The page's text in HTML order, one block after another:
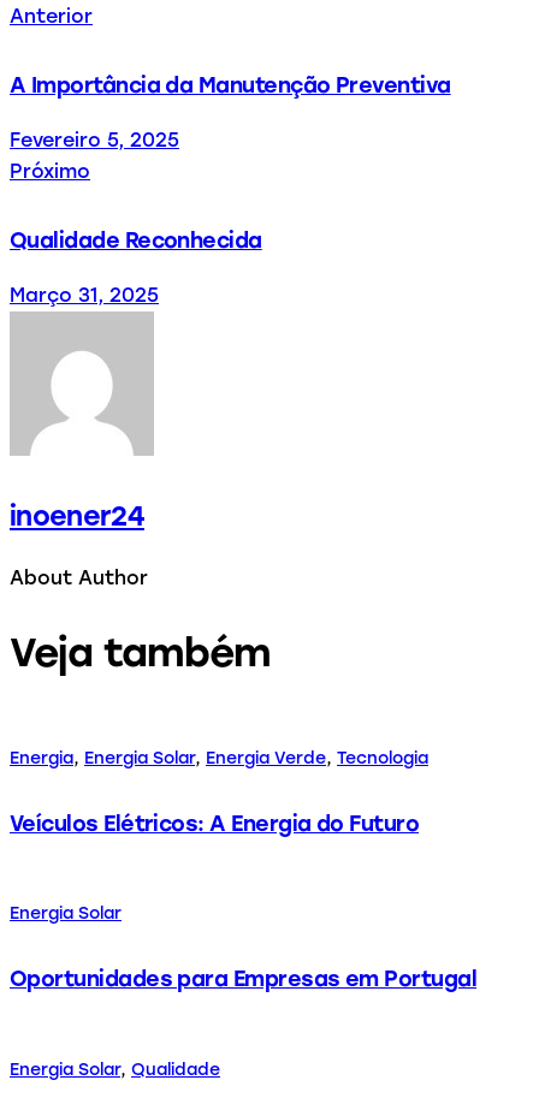
Anterior
A Importância da Manutenção Preventiva
Fevereiro 5, 2025
Próximo
Qualidade Reconhecida
Março 31, 2025
inoener24
About Author
Veja também
Energia, Energia Solar, Energia Verde, Tecnologia
Veículos Elétricos: A Energia do Futuro
Energia Solar
Oportunidades para Empresas em Portugal
Energia Solar, Qualidade